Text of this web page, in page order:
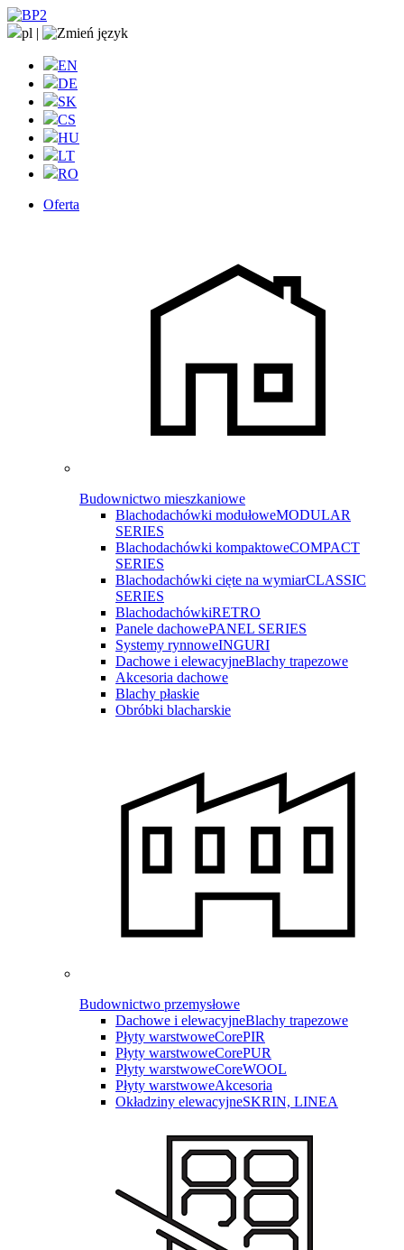
pl |
EN
DE
SK
CS
HU
LT
RO
Oferta
Budownictwo mieszkaniowe
Blachodachówki modułoweMODULAR
SERIES
Blachodachówki kompaktoweCOMPACT
SERIES
Blachodachówki cięte na wymiarCLASSIC
SERIES
BlachodachówkiRETRO
Panele dachowePANEL SERIES
Systemy rynnoweINGURI
Dachowe i elewacyjneBlachy trapezowe
Akcesoria dachowe
Blachy płaskie
Obróbki blacharskie
Budownictwo przemysłowe
Dachowe i elewacyjneBlachy trapezowe
Płyty warstwoweCorePIR
Płyty warstwoweCorePUR
Płyty warstwoweCoreWOOL
Płyty warstwoweAkcesoria
Okładziny elewacyjneSKRIN, LINEA